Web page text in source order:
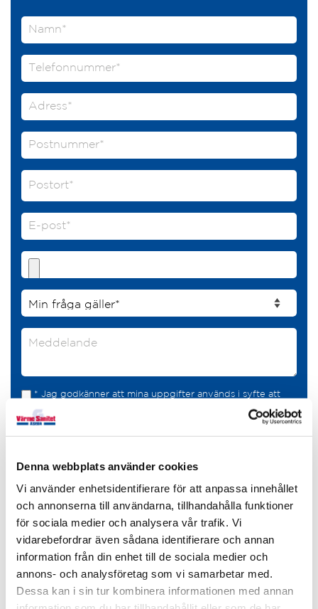
Denna webbplats använder cookies
Vi använder enhetsidentifierare för att anpassa innehållet
och annonserna till användarna, tillhandahålla funktioner
för sociala medier och analysera vår trafik. Vi
vidarebefordrar även sådana identifierare och annan
information från din enhet till de sociala medier och
annons- och analysföretag som vi samarbetar med.
Dessa kan i sin tur kombinera informationen med annan
* Jag godkänner att mina uppgifter används i syfte att
komma i kontakt med mig.
Besök oss
Vår butik är numera stängd men du är varmt välkommen att
besöka vårnätbutikoch göra dina inköp där.